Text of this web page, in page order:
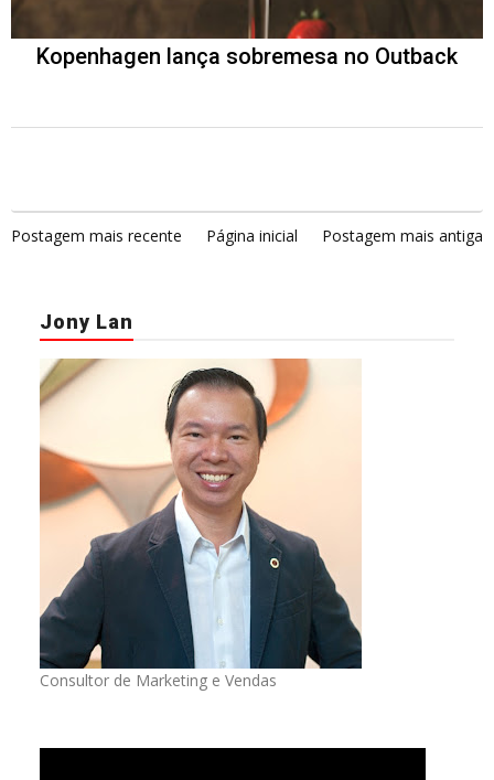
Kopenhagen lança sobremesa no Outback
Postagem mais recente Página inicial Postagem mais antiga
Jony Lan
Consultor de Marketing e Vendas